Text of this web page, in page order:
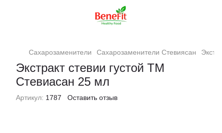
Сахарозаменители Сахарозаменители Стевиясан
Экстракт стевии густой ТМ
Стевиасан 25 мл
Артикул: 1787 Оставить отзыв